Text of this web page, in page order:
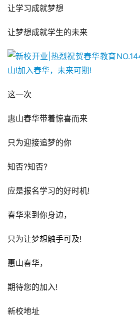
让学习成就梦想
让梦想成就学生的未来
这一次
惠山春华带着惊喜而来
只为迎接追梦的你
知否?知否?
应是报名学习的好时机!
春华来到你身边，
只为让梦想触手可及!
惠山春华，
期待您的加入!
新校地址